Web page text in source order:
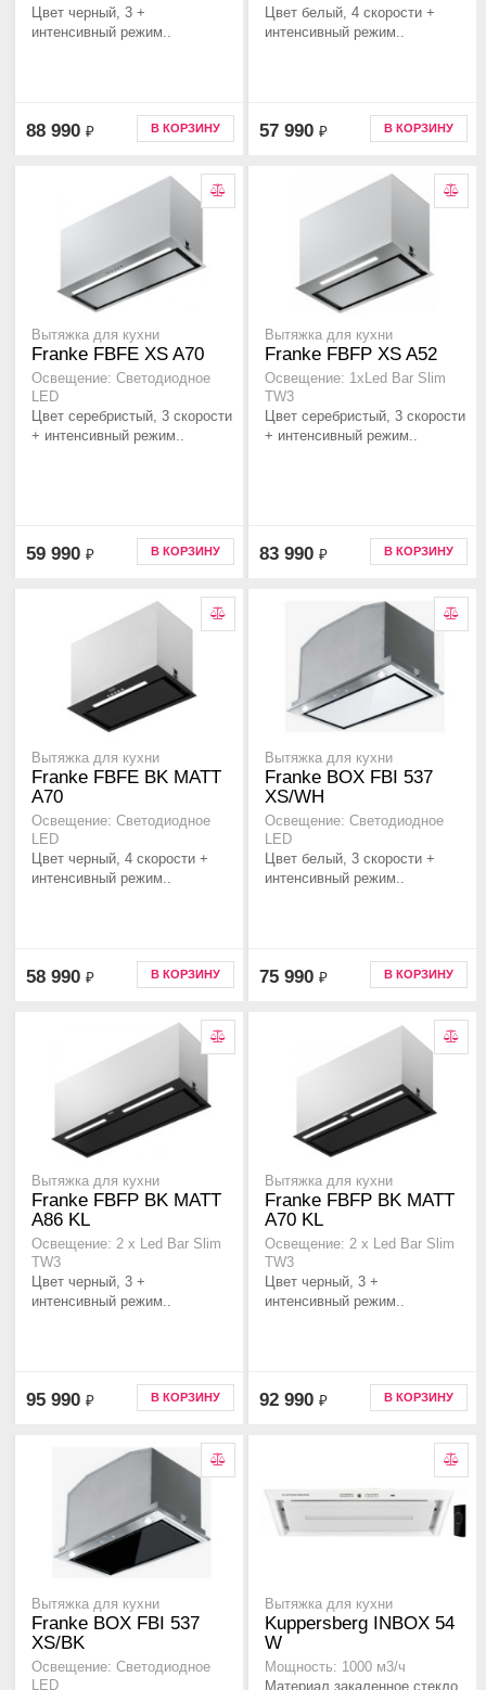
Цвет черный, 3 +
интенсивный режим..
88 990 ₽ В КОРЗИНУ
Цвет белый, 4 скорости +
интенсивный режим..
57 990 ₽ В КОРЗИНУ
Вытяжка для кухни
Franke FBFE XS A70
Освещение: Светодиодное
LED
Цвет серебристый, 3 скорости
+ интенсивный режим..
59 990 ₽ В КОРЗИНУ
Вытяжка для кухни
Franke FBFP XS A52
Освещение: 1хLed Bar Slim
TW3
Цвет серебристый, 3 скорости
+ интенсивный режим..
83 990 ₽ В КОРЗИНУ
Вытяжка для кухни
Franke FBFE BK MATT
A70
Освещение: Светодиодное
LED
Цвет черный, 4 скорости +
интенсивный режим..
58 990 ₽ В КОРЗИНУ
Вытяжка для кухни
Franke BOX FBI 537
XS/WH
Освещение: Светодиодное
LED
Цвет белый, 3 скорости +
интенсивный режим..
75 990 ₽ В КОРЗИНУ
Вытяжка для кухни
Franke FBFP BK MATT
A86 KL
Освещение: 2 х Led Bar Slim
TW3
Цвет черный, 3 +
интенсивный режим..
95 990 ₽ В КОРЗИНУ
Вытяжка для кухни
Franke FBFP BK MATT
A70 KL
Освещение: 2 х Led Bar Slim
TW3
Цвет черный, 3 +
интенсивный режим..
92 990 ₽ В КОРЗИНУ
Вытяжка для кухни
Franke BOX FBI 537
XS/BK
Освещение: Светодиодное
LED
Вытяжка для кухни
Kuppersberg INBOX 54
W
Мощность: 1000 м3/ч
Материал закаленное стекло